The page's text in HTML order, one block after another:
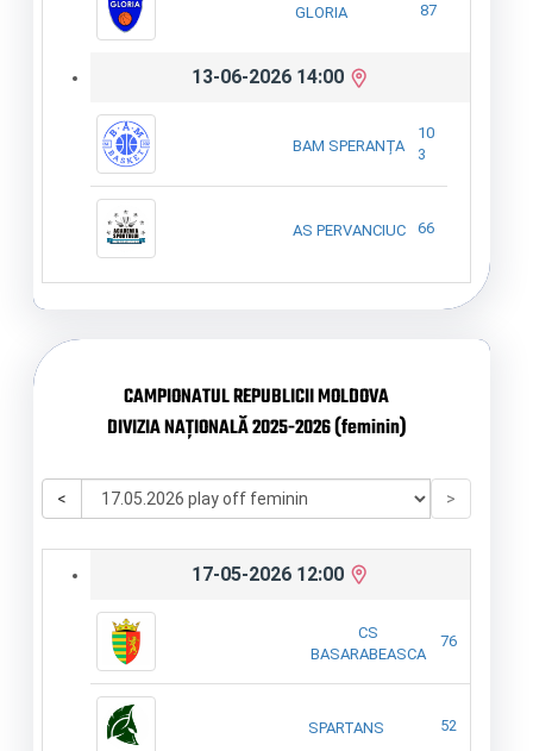
GLORIA 87
13-06-2026 14:00
BAM SPERANȚA
10
3
AS PERVANCIUC 66
CAMPIONATUL REPUBLICII MOLDOVA
DIVIZIA NAȚIONALĂ 2025-2026 (feminin)
< >
17-05-2026 12:00
CS
BASARABEASCA
76
SPARTANS 52